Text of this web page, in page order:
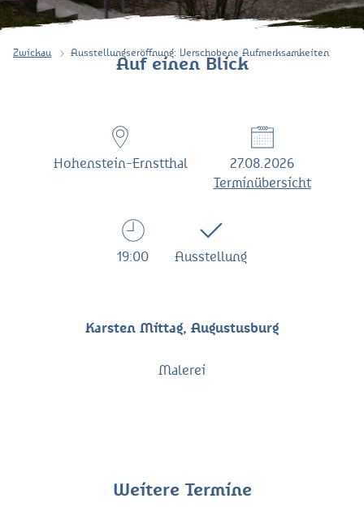
Zwickau Ausstellungseröffnung: Verschobene Aufmerksamkeiten
Auf einen Blick
Hohenstein-Ernstthal
27.08.2026
Terminübersicht
19:00 Ausstellung
Karsten Mittag, Augustusburg
Malerei
Weitere Termine